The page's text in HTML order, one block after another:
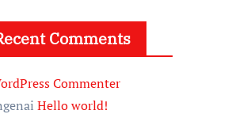
Comments
Commenter
Hello world!